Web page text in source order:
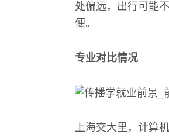
处偏远，出行可能
便。
专业对比情况
上海交大里，计算